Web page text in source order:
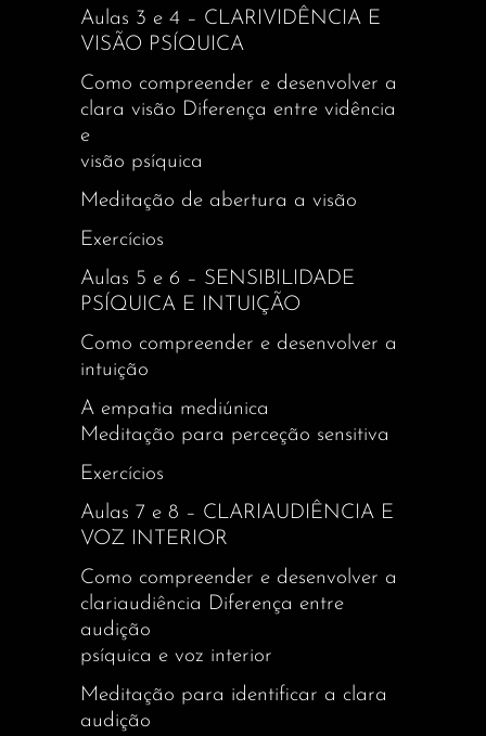
Aulas 3 e 4 – CLARIVIDÊNCIA E
VISÃO PSÍQUICA
Como compreender e desenvolver a
clara visão Diferença entre vidência
e
visão psíquica
Meditação de abertura a visão
Exercícios
Aulas 5 e 6 – SENSIBILIDADE
PSÍQUICA E INTUIÇÃO
Como compreender e desenvolver a
intuição
A empatia mediúnica
Meditação para perceção sensitiva
Exercícios
Aulas 7 e 8 – CLARIAUDIÊNCIA E
VOZ INTERIOR
Como compreender e desenvolver a
clariaudiência Diferença entre
audição
psíquica e voz interior
Meditação para identificar a clara
audição